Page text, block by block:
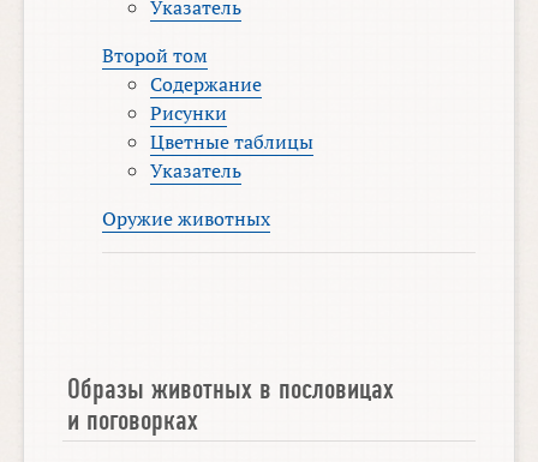
Указатель
Второй том
Содержание
Рисунки
Цветные таблицы
Указатель
Оружие животных
Образы животных в пословицах
и поговорках